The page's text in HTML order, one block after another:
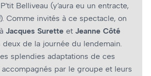
Belliveau (y’aura eu un entracte,
Comme invités à ce spectacle, on
Jacques Surette et Jeanne Côté
de la journée du lendemain.
splendies adaptations de ces
par le groupe et leurs